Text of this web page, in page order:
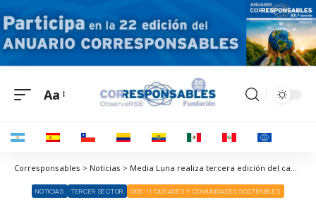
Aa
Corresponsables > Noticias > Media Luna realiza tercera edición del campamento de verano infantil
NOTICIAS TERCER SECTOR ODS 11 CIUDADES Y COMUNIDADES SOSTENIBLES